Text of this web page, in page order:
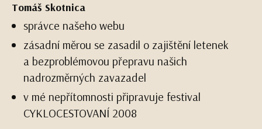
Tomáš Skotnica
správce našeho webu
zásadní měrou se zasadil o zajištění letenek
a bezproblémovou přepravu našich
nadrozměrných zavazadel
v mé nepřítomnosti připravuje festival
CYKLOCESTOVANÍ 2008